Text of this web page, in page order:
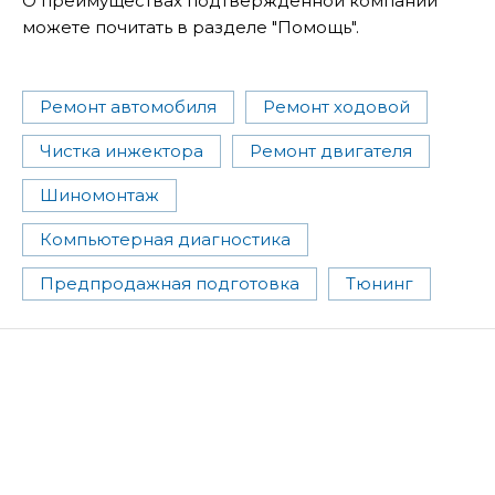
можете почитать в разделе "Помощь".
Ремонт автомобиля Ремонт ходовой
Чистка инжектора Ремонт двигателя
Шиномонтаж
Компьютерная диагностика
Предпродажная подготовка Тюнинг